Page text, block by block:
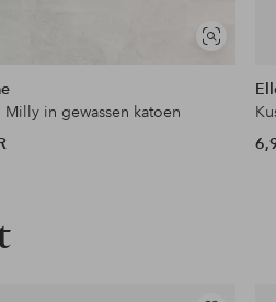
Soortgelijke
Milly in gewassen katoen